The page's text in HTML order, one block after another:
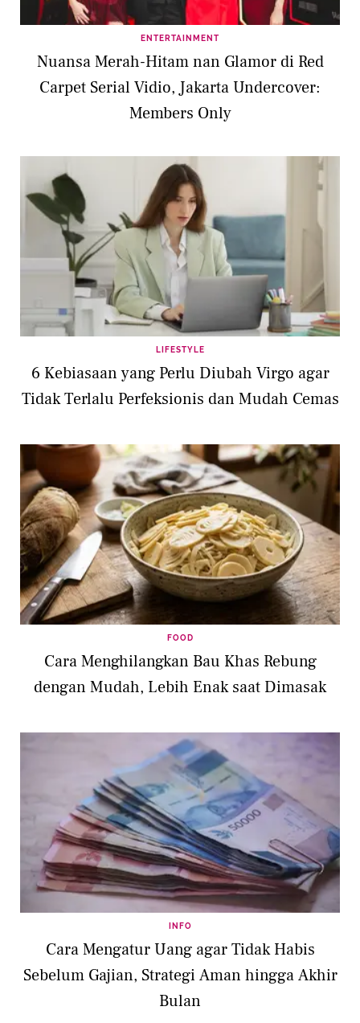
ENTERTAINMENT
Nuansa Merah-Hitam nan Glamor di Red
Carpet Serial Vidio, Jakarta Undercover:
Members Only
LIFESTYLE
6 Kebiasaan yang Perlu Diubah Virgo agar
Tidak Terlalu Perfeksionis dan Mudah Cemas
FOOD
Cara Menghilangkan Bau Khas Rebung
dengan Mudah, Lebih Enak saat Dimasak
INFO
Cara Mengatur Uang agar Tidak Habis
Sebelum Gajian, Strategi Aman hingga Akhir
Bulan